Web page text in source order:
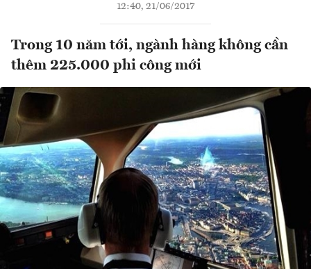
12:40, 21/06/2017
Trong 10 năm tới, ngành hàng không cần
thêm 225.000 phi công mới